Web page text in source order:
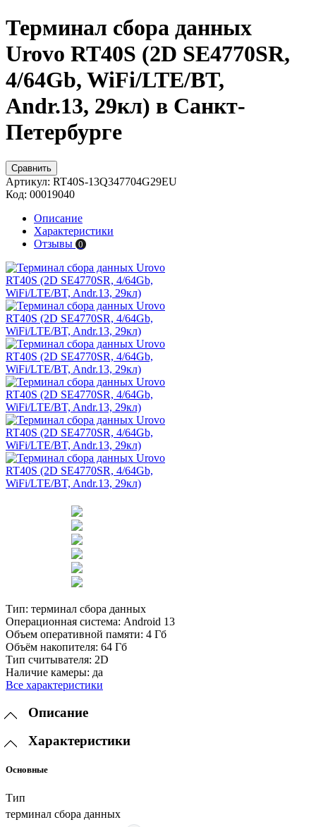
Терминал сбора данных
Urovo RT40S (2D SE4770SR,
4/64Gb, WiFi/LTE/BT,
Andr.13, 29кл) в Санкт-
Петербурге
Сравнить
Артикул: RT40S-13Q347704G29EU
Код: 00019040
Описание
Характеристики
Отзывы 0
Тип: терминал сбора данных
Операционная система: Android 13
Объем оперативной памяти: 4 Гб
Объём накопителя: 64 Гб
Тип считывателя: 2D
Наличие камеры: да
Все характеристики
Описание
Характеристики
Основные
Тип
терминал сбора данных